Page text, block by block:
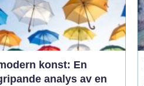
konst: En
analys av en